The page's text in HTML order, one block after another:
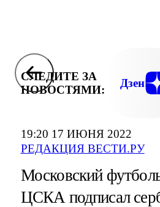
19:20 17 ИЮНЯ 2022
РЕДАКЦИЯ ВЕСТИ.РУ
СЛЕДИТЕ ЗА
НОВОСТЯМИ:
Дзен
Московский
ЦСКА подписал